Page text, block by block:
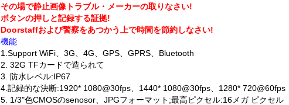
その場で静止画像トラブル・メーカーの取りなさい!
ボタンの押しと記録する証拠!
Doorstaffおよび警察をあつかう上で時間を節約しなさい!
機能
1.Support WiFi、3G、4G、GPS、GPRS、Bluetooth
2. 32G TFカードで造られて
3. 防水レベル:IP67
4.記録的な決断:1920* 1080@30fps、1440* 1080@30fps、1280* 720@60fps
5. 1/3"色CMOSのsenosor、JPGフォーマット;最高ピクセル:16メガ ピクセル